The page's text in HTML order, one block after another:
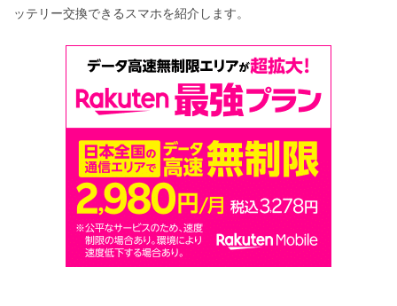
ッテリー交換できるスマホを紹介します。